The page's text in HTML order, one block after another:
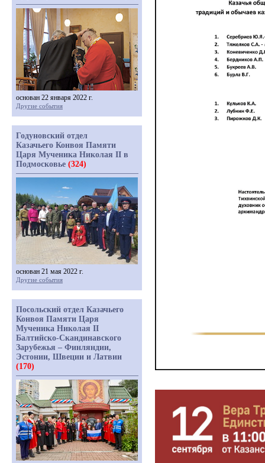
основан 22 января 2022 г.
Другие события
Годуновский отдел
Казачьего Конвоя Памяти
Царя Мученика Николая II в
Подмосковье (324)
основан 21 мая 2022 г.
Другие события
Посольский отдел Казачьего
Конвоя Памяти Царя
Мученика Николая II
Балтийско-Скандинавского
Зарубежья – Финляндии,
Эстонии, Швеции и Латвии
(170)